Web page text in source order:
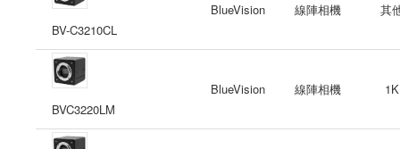
BV-C3210CL
BlueVision 線陣相機 其
BVC3220LM
BlueVision 線陣相機 1K